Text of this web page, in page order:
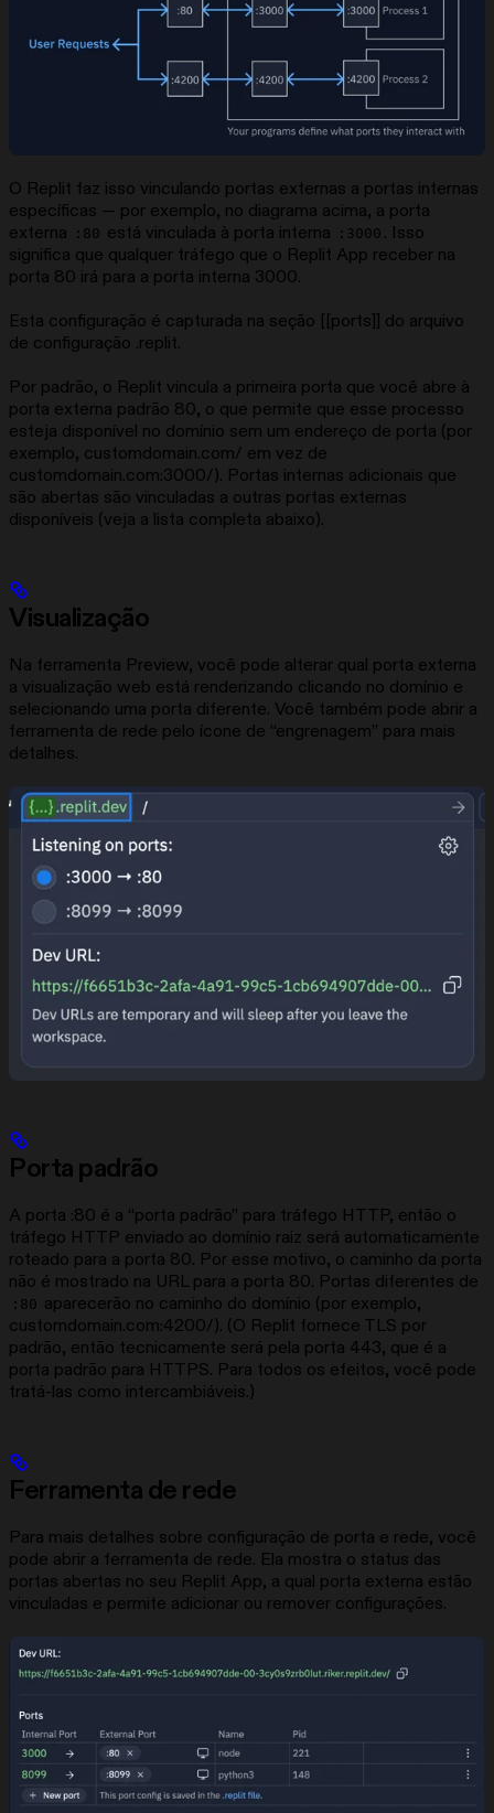
O Replit faz isso vinculando portas externas a portas internas
específicas — por exemplo, no diagrama acima, a porta
externa
:80 está vinculada à porta interna :3000 . Isso
significa que qualquer tráfego que o Replit App receber na
porta 80 irá para a porta interna 3000.
Esta configuração é capturada na seção [[ports]] do arquivo
de configuração .replit.
Por padrão, o Replit vincula a primeira porta que você abre à
porta externa padrão 80, o que permite que esse processo
esteja disponível no domínio sem um endereço de porta (por
exemplo, customdomain.com/ em vez de
customdomain.com:3000/). Portas internas adicionais que
são abertas são vinculadas a outras portas externas
disponíveis (veja a lista completa abaixo).
Visualização
Na ferramenta Preview, você pode alterar qual porta externa
a visualização web está renderizando clicando no domínio e
selecionando uma porta diferente. Você também pode abrir a
ferramenta de rede pelo ícone de “engrenagem” para mais
detalhes.
Porta padrão
A porta :80 é a “porta padrão” para tráfego HTTP, então o
tráfego HTTP enviado ao domínio raiz será automaticamente
roteado para a porta 80. Por esse motivo, o caminho da porta
não é mostrado na URL para a porta 80. Portas diferentes de
:80 aparecerão no caminho do domínio (por exemplo,
customdomain.com:4200/). (O Replit fornece TLS por
padrão, então tecnicamente será pela porta 443, que é a
porta padrão para HTTPS. Para todos os efeitos, você pode
tratá-las como intercambiáveis.)
Ferramenta de rede
Para mais detalhes sobre configuração de porta e rede, você
pode abrir a ferramenta de rede. Ela mostra o status das
portas abertas no seu Replit App, a qual porta externa estão
vinculadas e permite adicionar ou remover configurações.